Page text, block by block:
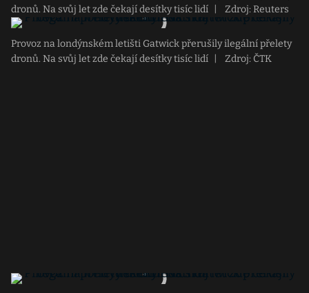
dronů. Na svůj let zde čekají desítky tisíc lidí
Zdroj: Reuters
Provoz na londýnském letišti Gatwick přerušily ilegální přelety
dronů. Na svůj let zde čekají desítky tisíc lidí
Zdroj: ČTK